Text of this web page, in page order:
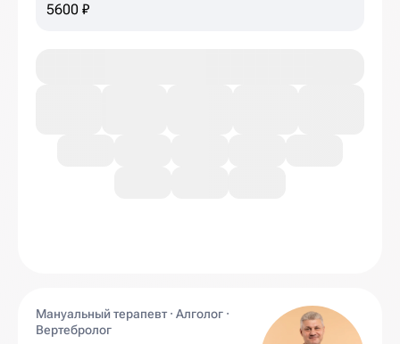
5600 ₽
Мануальный терапевт · Алголог ·
Вертебролог